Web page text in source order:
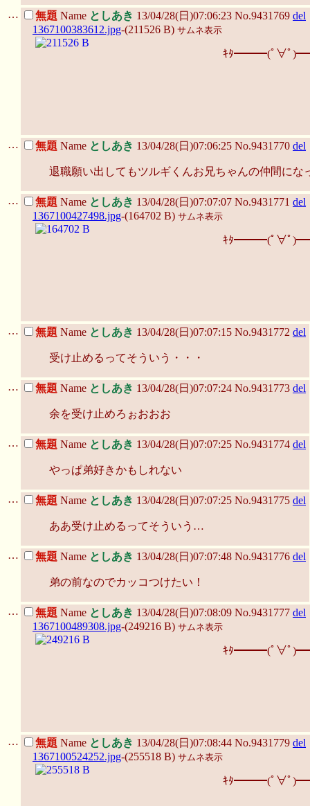
… 無題 Name としあき 13/04/28(日)07:06:23 No.9431769 del
1367100383612.jpg-(211526 B) サムネ表示
ｷﾀ━━━(ﾟ∀ﾟ
… 無題 Name としあき 13/04/28(日)07:06:25 No.9431770 del
退職願い出してもツルギくんお兄ちゃんの仲間にな
… 無題 Name としあき 13/04/28(日)07:07:07 No.9431771 del
1367100427498.jpg-(164702 B) サムネ表示
ｷﾀ━━━(ﾟ∀ﾟ
… 無題 Name としあき 13/04/28(日)07:07:15 No.9431772 del
受け止めるってそういう・・・
… 無題 Name としあき 13/04/28(日)07:07:24 No.9431773 del
余を受け止めろぉおおお
… 無題 Name としあき 13/04/28(日)07:07:25 No.9431774 del
やっぱ弟好きかもしれない
… 無題 Name としあき 13/04/28(日)07:07:25 No.9431775 del
ああ受け止めるってそういう…
… 無題 Name としあき 13/04/28(日)07:07:48 No.9431776 del
弟の前なのでカッコつけたい！
… 無題 Name としあき 13/04/28(日)07:08:09 No.9431777 del
1367100489308.jpg-(249216 B) サムネ表示
ｷﾀ━━━(ﾟ∀ﾟ
… 無題 Name としあき 13/04/28(日)07:08:44 No.9431779 del
1367100524252.jpg-(255518 B) サムネ表示
ｷﾀ━━━(ﾟ∀ﾟ